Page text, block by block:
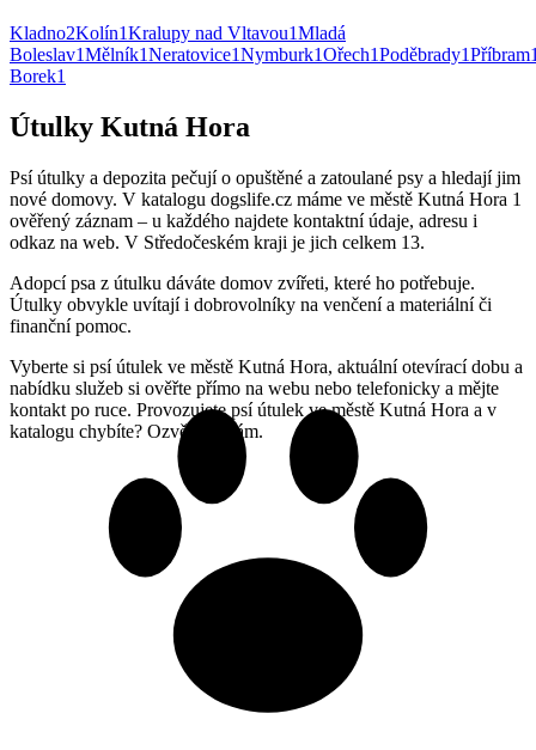
Kladno2Kolín1Kralupy nad Vltavou1Mladá
Boleslav1Mělník1Neratovice1Nymburk1Ořech1Poděbrady1Příbram
Borek1
Útulky Kutná Hora
Psí útulky a depozita pečují o opuštěné a zatoulané psy a hledají jim
nové domovy. V katalogu dogslife.cz máme ve městě Kutná Hora 1
ověřený záznam – u každého najdete kontaktní údaje, adresu i
odkaz na web. V Středočeském kraji je jich celkem 13.
Adopcí psa z útulku dáváte domov zvířeti, které ho potřebuje.
Útulky obvykle uvítají i dobrovolníky na venčení a materiální či
finanční pomoc.
Vyberte si psí útulek ve městě Kutná Hora, aktuální otevírací dobu a
nabídku služeb si ověřte přímo na webu nebo telefonicky a mějte
kontakt po ruce. Provozujete psí útulek ve městě Kutná Hora a v
katalogu chybíte? Ozvěte se nám.